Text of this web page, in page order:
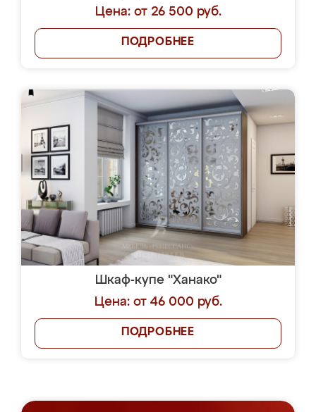
Цена: от 26 500 руб.
ПОДРОБНЕЕ
Шкаф-купе "Ханако"
Цена: от 46 000 руб.
ПОДРОБНЕЕ